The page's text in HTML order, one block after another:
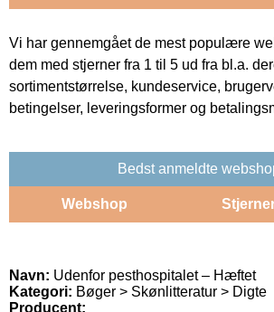
Vi har gennemgået de mest populære
dem med stjerner fra 1 til 5 ud fra bl.a.
sortimentstørrelse, kundeservice,
betingelser, leveringsformer og
Bedst anmeldte
Webshop
Navn: Udenfor pesthospitalet – Hæftet
Kategori: Bøger > Skønlitteratur > Digte
Producent: